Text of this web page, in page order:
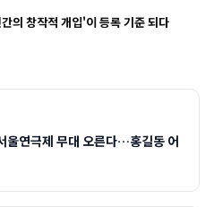
의 창작적 개입'이 등록 기준 되다
울연극제 무대 오른다…홍길동 어